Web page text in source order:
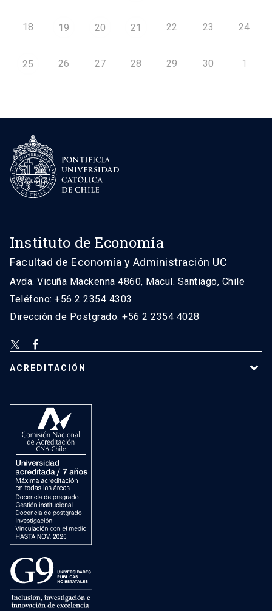
18 19 20 21 22 23 24
25 26 27 28 29 30 1
Instituto de Economía
Facultad de Economía y Administración UC
Avda. Vicuña Mackenna 4860, Macul. Santiago, Chile
Teléfono: +56 2 2354 4303
Dirección de Postgrado: +56 2 2354 4028
ACREDITACIÓN